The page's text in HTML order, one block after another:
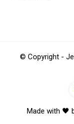
© Copyright -
Made with 🖤